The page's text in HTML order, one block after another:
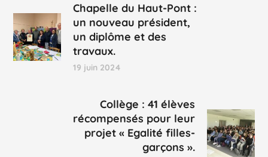
Chapelle du Haut-Pont :
un nouveau président,
un diplôme et des
travaux.
19 juin 2024
Collège : 41 élèves
récompensés pour leur
projet « Egalité filles-
garçons ».